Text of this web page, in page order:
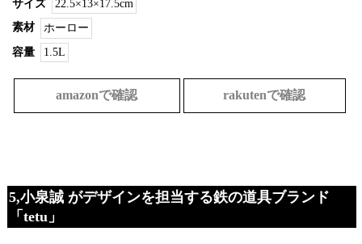
サイズ
22.5×13×17.5cm
素材
ホーロー
容量
1.5L
amazonで確認 rakutenで確認
5,小泉誠 がデザインを担当する鉄の道具ブランド
「tetu」